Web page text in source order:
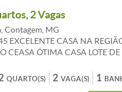
2 Vagas
Contagem, MG
EXCELENTE CASA NA
CEASA ÓTIMA CASA LOTE
BOX BLINDEX, COZINHA
SEPARADA ,
QUARTO(S) VAGA(S)
2 1